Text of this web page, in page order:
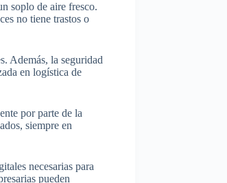
soplo de aire fresco.
no tiene trastos o
Además, la seguridad
en logística de
por parte de la
siempre en
necesarias para
pueden